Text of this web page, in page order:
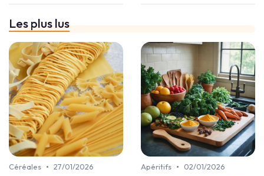
Les plus lus
Céréales • 27/01/2026
Apéritifs •
02/01/2026